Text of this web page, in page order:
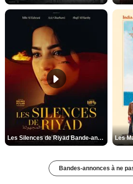
Les Silences de Riyad Bande-annonce VO STFR
Bandes-annonces à ne